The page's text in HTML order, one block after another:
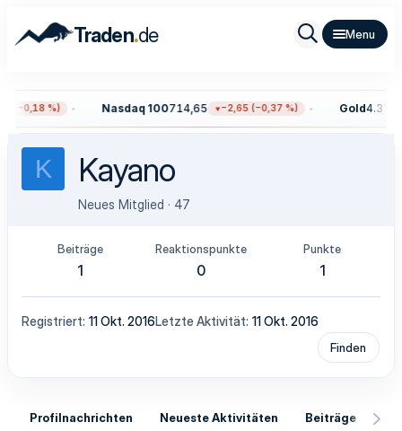
Traden.de
(−0,18 %) Nasdaq 100714,65 −2,65 (−0,37 %) Gold
K Kayano
Neues Mitglied · 47
Beiträge
1
Reaktionspunkte
0
Punkte
1
Registriert 11 Okt. 2016Letzte Aktivität 11 Okt. 2016
Finden
Profilnachrichten Neueste Aktivitäten Beiträge